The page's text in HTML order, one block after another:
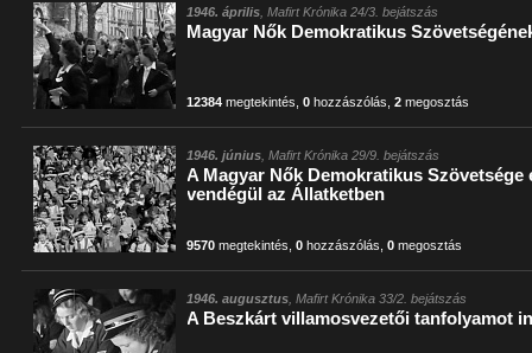
1946. április , Mafirt Krónika 24/3. bejátszás
Magyar Nők Demokratikus
12384 megtekintés ,0 hozzászólás ,2 megosztás
1946. június , Mafirt Krónika 29/9. bejátszás
A Magyar Nők Demokratikus
vendégül az Állatketben
9570 megtekintés ,0 hozzászólás ,0 megosztás
1946. augusztus , Mafirt Krónika 33/2. bejátszás
A Beszkárt villamosvezetői tanfolyamot